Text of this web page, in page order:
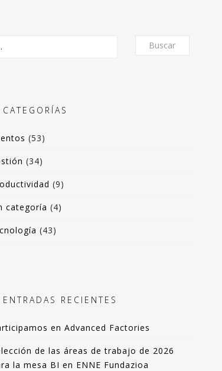
de micro-posts que
en torno a la
herramientas de apoyo
decisiones.
esas experiencias,
resumida pero clara. La
los podrás leer en 3-4
Buscar
CATEGORÍAS
(53)
(34)
(9)
categoría (4)
(43)
ENTRADAS RECIENTES
en Advanced Factories
de las áreas de trabajo de 2026
la mesa BI en ENNE Fundazioa